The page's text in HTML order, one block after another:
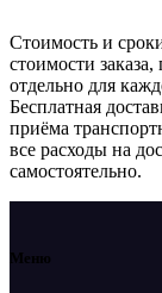
Стоимость и
стоимости
отдельно для
Бесплатная
приёма
все расходы на
самостоятельно.
Меню